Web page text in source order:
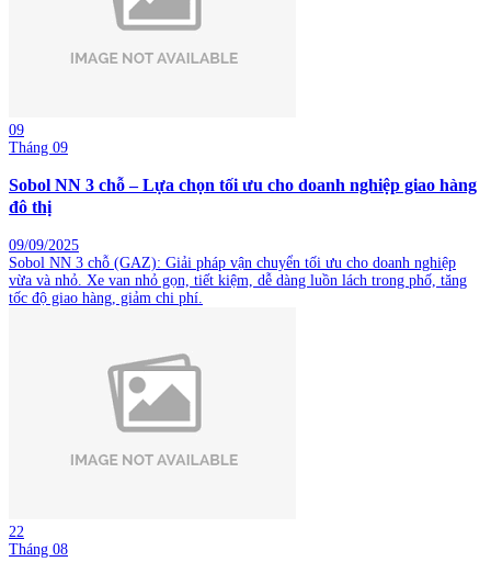
09
Tháng 09
Sobol NN 3 chỗ – Lựa chọn tối ưu cho doanh nghiệp giao hàng
đô thị
09/09/2025
Sobol NN 3 chỗ (GAZ): Giải pháp vận chuyển tối ưu cho doanh nghiệp
vừa và nhỏ. Xe van nhỏ gọn, tiết kiệm, dễ dàng luồn lách trong phố, tăng
tốc độ giao hàng, giảm chi phí.
22
Tháng 08